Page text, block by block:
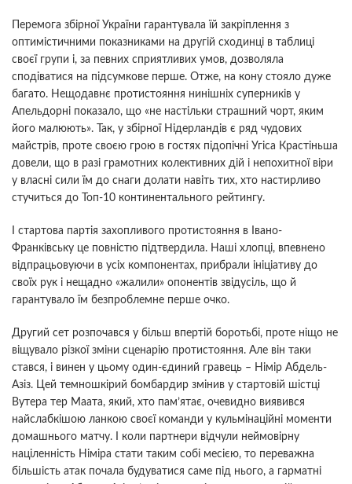
Перемога збірної України гарантувала їй закріплення з
оптимістичними показниками на другій сходинці в таблиці
своєї групи і, за певних сприятливих умов, дозволяла
сподіватися на підсумкове перше. Отже, на кону стояло дуже
багато. Нещодавнє протистояння нинішніх суперників у
Апельдорні показало, що «не настільки страшний чорт, яким
його малюють». Так, у збірної Нідерландів є ряд чудових
майстрів, проте своєю грою в гостях підопічні Угіса Крастіньша
довели, що в разі грамотних колективних дій і непохитної віри
у власні сили їм до снаги долати навіть тих, хто настирливо
стучиться до Топ-10 континентального рейтингу.
І стартова партія захопливого протистояння в Івано-
Франківську це повністю підтвердила. Наші хлопці, впевнено
відпрацьовуючи в усіх компонентах, прибрали ініціативу до
своїх рук і нещадно «жалили» опонентів звідусіль, що й
гарантувало їм безпроблемне перше очко.
Другий сет розпочався у більш впертій боротьбі, проте ніщо не
віщувало різкої зміни сценарію протистояння. Але він таки
стався, і винен у цьому один-єдиний гравець – Німір Абдель-
Азіз. Цей темношкірий бомбардир змінив у стартовій шістці
Вутера тер Маата, який, хто пам’ятає, очевидно виявився
найслабкішою ланкою своєї команди у кульмінаційні моменти
домашнього матчу. І коли партнери відчули неймовірну
націленність Німіра стати таким собі месією, то переважна
більшість атак почала будуватися саме під нього, а гарматні